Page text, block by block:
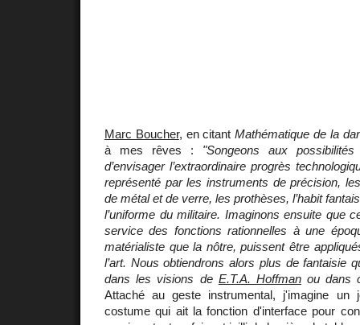
Marc Boucher, en citantMathématique de la
à mes rêves : "Songeons aux
d’envisager l’extraordinaire progrès
représenté par les instruments de précision,
de métal et de verre, les prothèses, l’habit
l’uniforme du militaire. Imaginons ensuite que
service des fonctions rationnelles à une
matérialiste que la nôtre, puissent être
l’art. Nous obtiendrons alors plus de fantaisie
dans les visions de E.T.A. Hoffmanou dans
Attaché au geste instrumental, j'imagine un
costume qui ait la fonction d'interface pour